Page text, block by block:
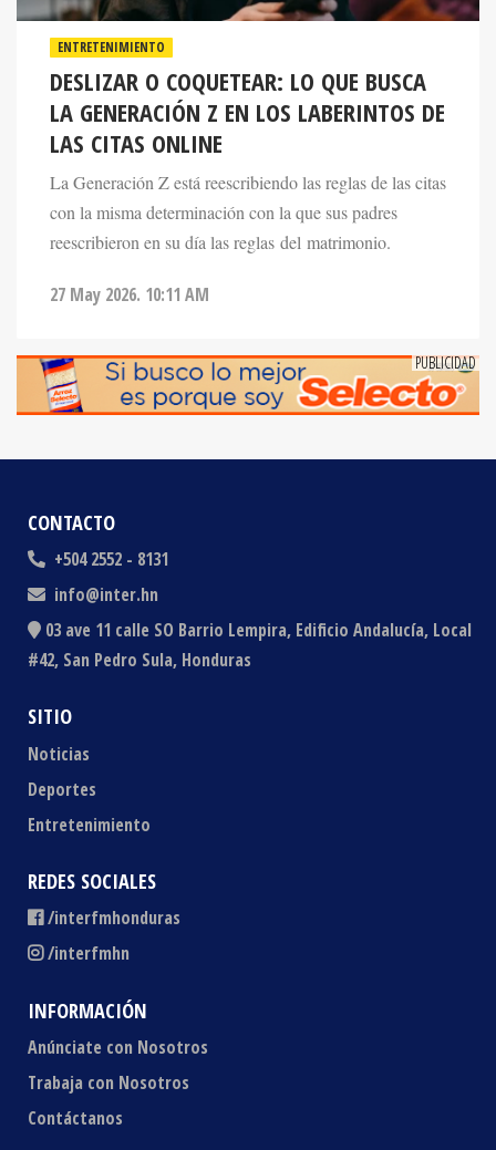
ENTRETENIMIENTO
DESLIZAR O COQUETEAR: LO QUE BUSCA
LA GENERACIÓN Z EN LOS LABERINTOS DE
LAS CITAS ONLINE
La Generación Z está reescribiendo las reglas de las citas
con la misma determinación con la que sus padres
reescribieron en su día las reglas del matrimonio.
CONTACTO
+504 2552 - 8131
info@inter.hn
03 ave 11 calle SO Barrio Lempira, Edificio Andalucía, Local
#42, San Pedro Sula, Honduras
SITIO
Noticias
Deportes
Entretenimiento
REDES SOCIALES
/interfmhonduras
/interfmhn
INFORMACIÓN
Anúnciate con Nosotros
Trabaja con Nosotros
Contáctanos